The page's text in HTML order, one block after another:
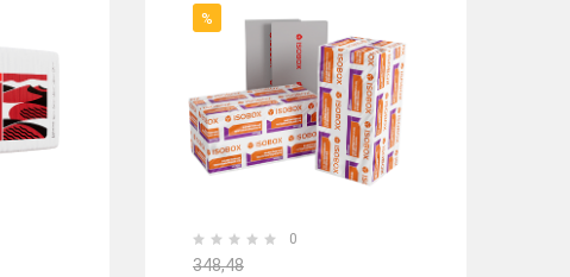
%
0
348,48